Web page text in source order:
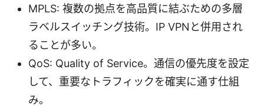
MPLS: 複数の拠点を高品質に結ぶための多層
ラベルスイッチング技術。IP VPNと併用され
ることが多い。
QoS: Quality of Service。通信の優先度を設定
して、重要なトラフィックを確実に通す仕組
み。